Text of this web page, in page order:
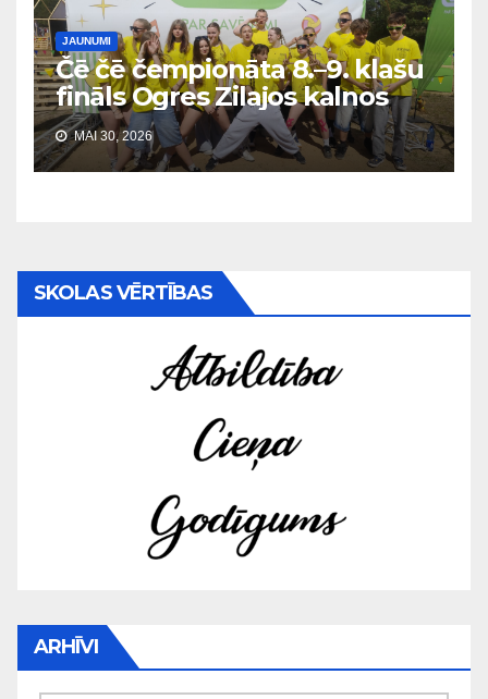
JAUNUMI
Čē čē čempionāta 8.–9. klašu
fināls Ogres Zilajos kalnos
MAI 30, 2026
SKOLAS VĒRTĪBAS
ARHĪVI